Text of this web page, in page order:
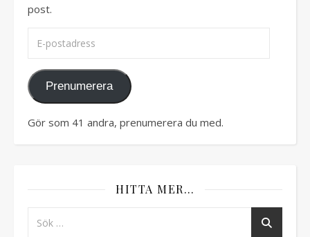
post.
Prenumerera
Gör som 41 andra, prenumerera du med.
HITTA MER…